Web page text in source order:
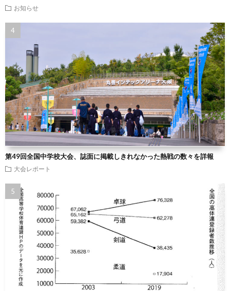
お知らせ
第49回全国中学校大会、誌面に掲載しきれなかった熱戦の数々を詳報
大会レポート